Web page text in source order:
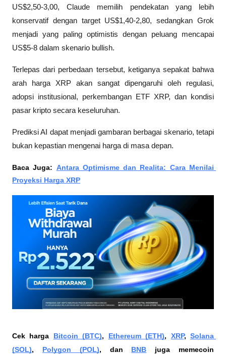
US$2,50-3,00, Claude memilih pendekatan yang lebih
konservatif dengan target US$1,40-2,80, sedangkan Grok
menjadi yang paling optimistis dengan peluang mencapai
US$5-8 dalam skenario bullish.
Terlepas dari perbedaan tersebut, ketiganya sepakat bahwa
arah harga XRP akan sangat dipengaruhi oleh regulasi,
adopsi institusional, perkembangan ETF XRP, dan kondisi
pasar kripto secara keseluruhan.
Prediksi AI dapat menjadi gambaran berbagai skenario, tetapi
bukan kepastian mengenai harga di masa depan.
Baca Juga: Antara Optimisme dan Realita: Cara Menilai
Proyeksi Harga XRP
Cek harga Bitcoin (BTC), Ethereum (ETH), XRP, Solana
(SOL), Polygon (POL), dan BNB juga memecoin